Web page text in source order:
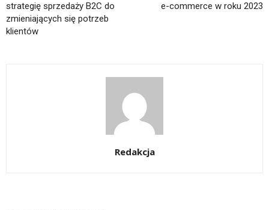
strategię sprzedaży B2C do
zmieniających się potrzeb
klientów
e-commerce w roku 2023
Redakcja